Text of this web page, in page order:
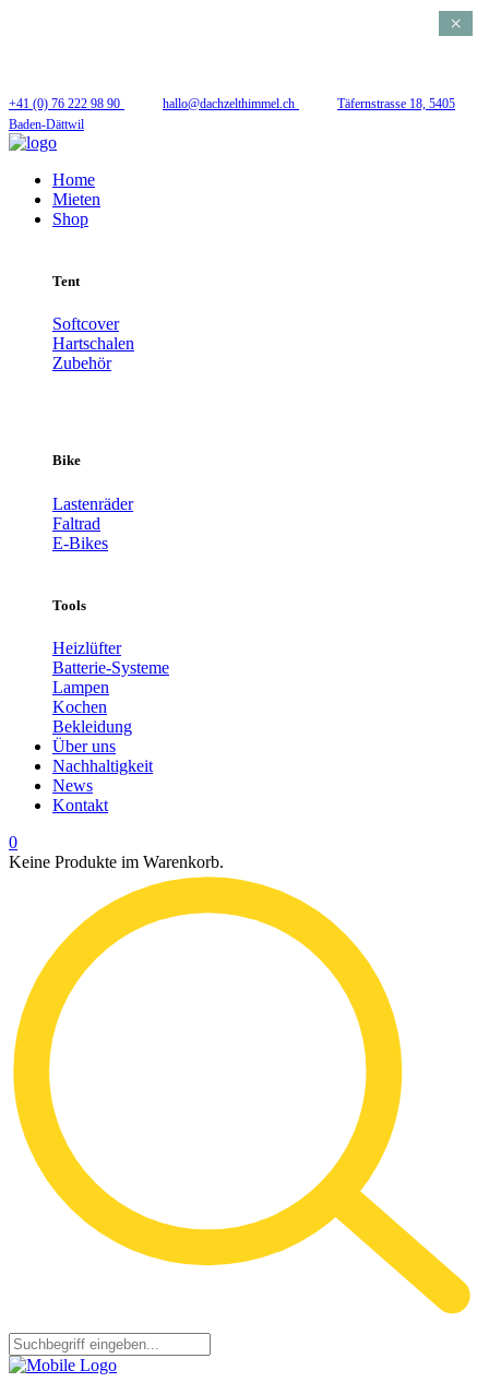
+41 (0) 76 222 98 90 hallo@dachzelthimmel.ch
Täfernstrasse 18, 5405
Baden-Dättwil
Home
Mieten
Shop
Tent
Softcover
Hartschalen
Zubehör
Bike
Lastenräder
Faltrad
E-Bikes
Tools
Heizlüfter
Batterie-Systeme
Lampen
Kochen
Bekleidung
Über uns
Nachhaltigkeit
News
Kontakt
0
Keine Produkte im Warenkorb.
×